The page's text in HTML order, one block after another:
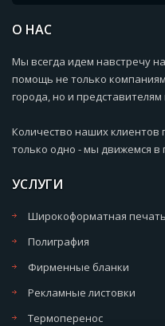
О НАС
Мы всегда идем навстречу
помощь не только
города, но и представителям
Количество наших клиентов
только одно - мы движемся
УСЛУГИ
Широкоформатная печать
Полиграфия
Фирменные бланки
Рекламные листовки
Термоперенос